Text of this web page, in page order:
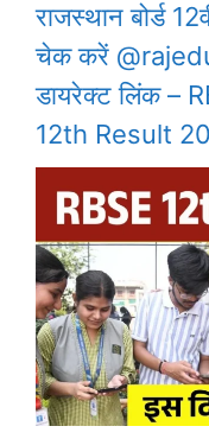
राजस्थान बोर्ड
चेक करें
डायरेक्ट लिंक –
12th Result